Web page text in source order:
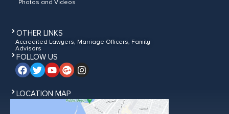
Photos and Videos
OTHER LINKS
Accredited Lawyers, Marriage Officers, Family
Advisors
FOLLOW US
LOCATION MAP